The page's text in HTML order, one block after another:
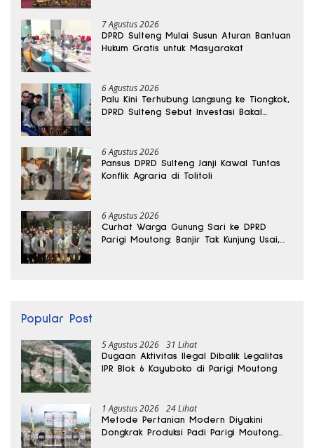
7 Agustus 2026
DPRD Sulteng Mulai Susun Aturan Bantuan
Hukum Gratis untuk Masyarakat
6 Agustus 2026
Palu Kini Terhubung Langsung ke Tiongkok,
DPRD Sulteng Sebut Investasi Bakal
6 Agustus 2026
Pansus DPRD Sulteng Janji Kawal Tuntas
Konflik Agraria di Tolitoli
6 Agustus 2026
Curhat Warga Gunung Sari ke DPRD
Parigi Moutong: Banjir Tak Kunjung Usai,
Popular Post
5 Agustus 2026 31 Lihat
Dugaan Aktivitas Ilegal Dibalik Legalitas
IPR Blok 6 Kayuboko di Parigi Moutong
1 Agustus 2026 24 Lihat
Metode Pertanian Modern Diyakini
Dongkrak Produksi Padi Parigi Moutong